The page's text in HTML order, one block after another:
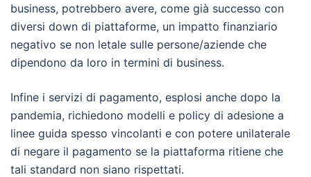
business, potrebbero avere, come già successo con
diversi down di piattaforme, un impatto finanziario
negativo se non letale sulle persone/aziende che
dipendono da loro in termini di business.
Infine i servizi di pagamento, esplosi anche dopo la
pandemia, richiedono modelli e policy di adesione a
linee guida spesso vincolanti e con potere unilaterale
di negare il pagamento se la piattaforma ritiene che
tali standard non siano rispettati.